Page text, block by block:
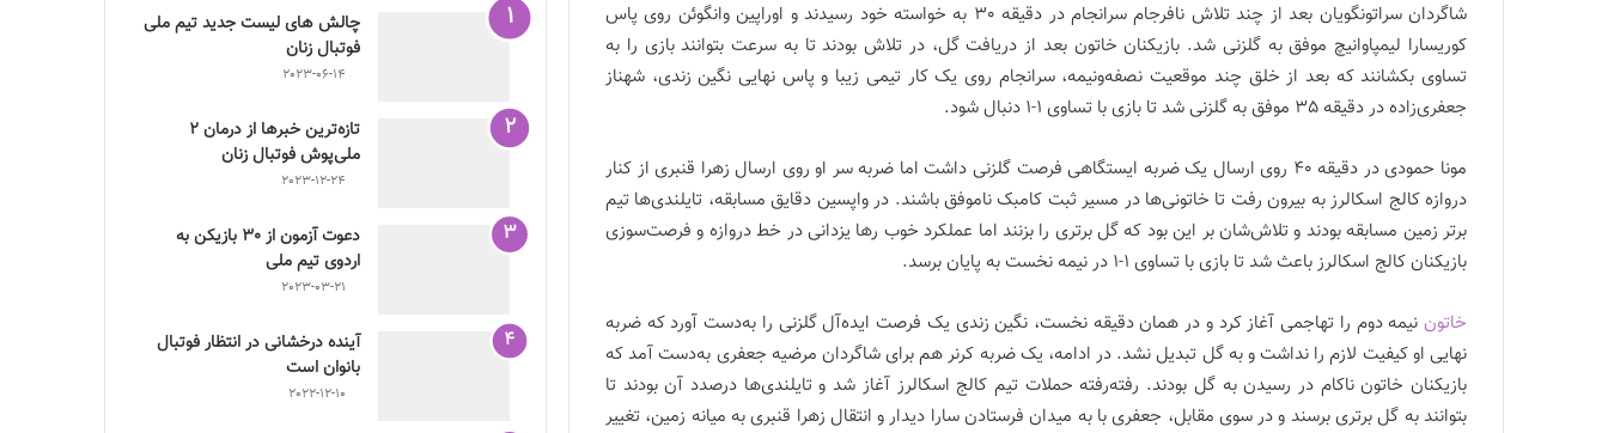
شاگردان سراتونگویان بعد از چند تلاش نافرجام سرانجام در دقیقه 30 به خواسته خود رسیدند و اوراپین وانگوئن روی پاس
کوریسارا لیمپاوانیچ موفق به گلزنی شد. بازیکنان خاتون بعد از دریافت گل، در تلاش بودند تا به سرعت بتوانند بازی را به
تساوی بکشانند که بعد از خلق چند موقعیت نصفه‌ونیمه، سرانجام روی یک کار تیمی زیبا و پاس نهایی نگین زندی، شهناز
جعفری‌زاده در دقیقه 35 موفق به گلزنی شد تا بازی با تساوی 1-1 دنبال شود.
مونا حمودی در دقیقه 40 روی ارسال یک ضربه ایستگاهی فرصت گلزنی داشت اما ضربه سر او روی ارسال زهرا قنبری از کنار
دروازه کالج اسکالرز به بیرون رفت تا خاتونی‌ها در مسیر ثبت کامبک ناموفق باشند. در واپسین دقایق مسابقه، تایلندی‌ها تیم
برتر زمین مسابقه بودند و تلاش‌شان بر این بود که گل برتری را بزنند اما عملکرد خوب رها یزدانی در خط دروازه و فرصت‌سوزی
بازیکنان کالج اسکالرز باعث شد تا بازی با تساوی 1-1 در نیمه نخست به پایان برسد.
خاتون نیمه دوم را تهاجمی آغاز کرد و در همان دقیقه نخست، نگین زندی یک فرصت ایده‌آل گلزنی را به‌دست آورد که ضربه
نهایی او کیفیت لازم را نداشت و به گل تبدیل نشد. در ادامه، یک ضربه کرنر هم برای شاگردان مرضیه جعفری به‌دست آمد که
بازیکنان خاتون ناکام در رسیدن به گل بودند. رفته‌رفته حملات تیم کالج اسکالرز آغاز شد و تایلندی‌ها درصدد آن بودند تا
بتوانند به گل برتری برسند و در سوی مقابل، جعفری با به میدان فرستادن سارا دیدار و انتقال زهرا قنبری به میانه زمین، تغییر
چالش هاى ليست جدید تيم ملى
فوتبال زنان
2023-06-14
تازه‌ترین خبرها از درمان ۲
ملی‌پوش فوتبال زنان
2023-12-24
دعوت آزمون از 30 بازیکن به
اردوی تیم ملی
2023-03-21
آینده درخشانی در انتظار فوتبال
بانوان است
2022-12-10